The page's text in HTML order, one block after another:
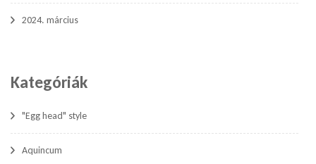
2024. március
Kategóriák
"Egg head" style
Aquincum